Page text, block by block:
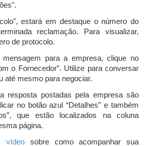
estará em destaque o número do
reclamação. Para visualizar,
de protocolo.
mensagem para a empresa, clique no
o Fornecedor”. Utilize para conversar
até mesmo para negociar.
resposta postadas pela empresa são
no botão azul “Detalhes” e também
que estão localizados na coluna
página.
vídeo sobre como acompanhar sua